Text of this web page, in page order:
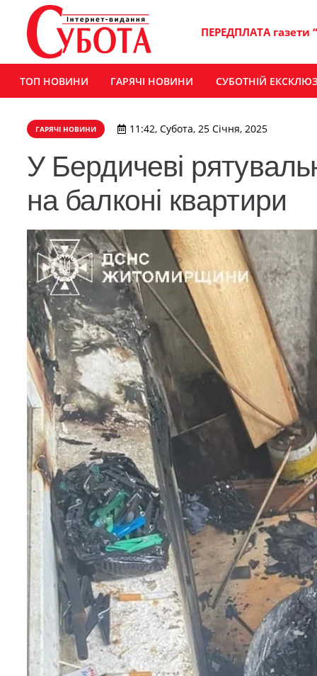
ПЕРЕДПЛАТА газети
ТОП НОВИНИ ГАРЯЧІ НОВИНИ СУБОТНІЙ
ГАРЯЧІ НОВИНИ 11:42, Субота, 25 Січня, 2025
У Бердичеві
на балконі квартири